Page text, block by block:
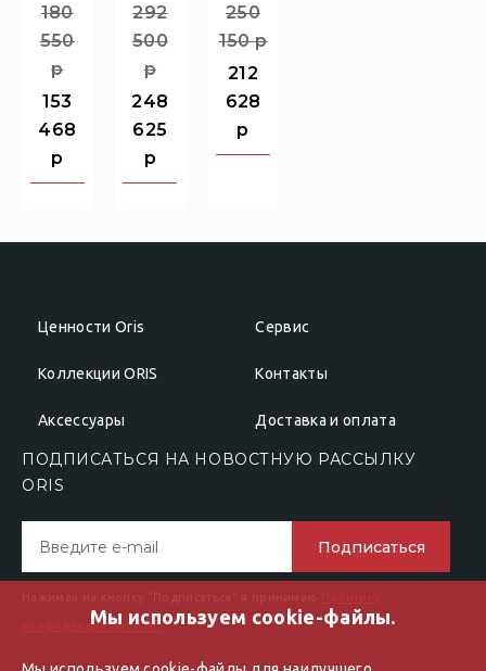
180
550
p
153
468
p
292
500
p
248
625
p
250
150p
212
628
p
Ценности Oris
Коллекции ORIS
Аксессуары
Сервис
Контакты
Доставка и оплата
ПОДПИСАТЬСЯ НА НОВОСТНУЮ РАССЫЛКУ
ОRIS
Подписаться
Нажимая на кнопку "Подписаться" я принимаю Политику
конфиденциальности"Мы используем cookie-файлы.